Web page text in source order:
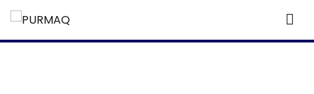
PURMAQ
Sistemas de Poliuretanos